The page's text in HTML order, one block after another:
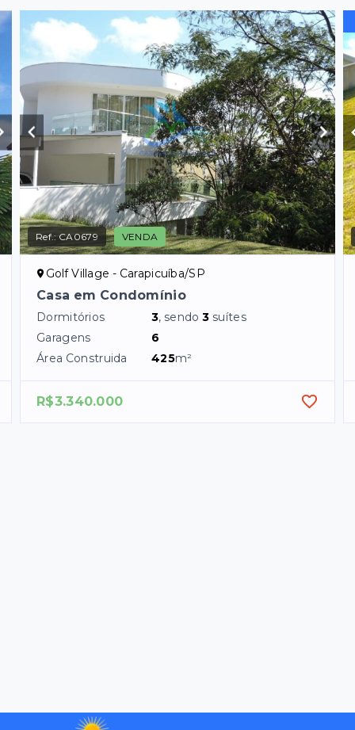
Ref.:CA0679 VENDA
Golf Village - Carapicuíba/SP
Casa em Condomínio
Dormitórios 3, sendo3 suítes
Garagens
6
Área Construida
425m²
R$3.340.000